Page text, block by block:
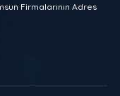
Firmalarının Adres